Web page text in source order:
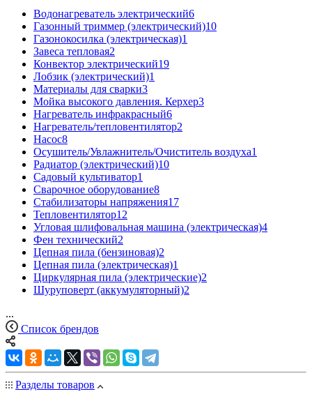
Водонагреватель электрический6
Газонный триммер (электрический)10
Газонокосилка (электрическая)1
Завеса тепловая2
Конвектор электрический19
Лобзик (электрический)1
Материалы для сварки3
Мойка высокого давления. Керхер3
Нагреватель инфракрасный6
Нагреватель/тепловентилятор2
Насос8
Осушитель/Увлажнитель/Очиститель воздуха1
Радиатор (электрический)10
Садовый культиватор1
Сварочное оборудование8
Стабилизаторы напряжения17
Тепловентилятор12
Угловая шлифовальная машина (электрическая)4
Фен технический2
Цепная пила (бензиновая)2
Цепная пила (электрическая)1
Циркулярная пила (электрические)2
Шуруповерт (аккумуляторный)2
...
Список брендов
Разделы товаров